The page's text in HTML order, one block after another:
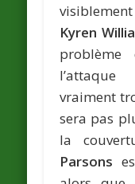
Kyren
problème
vraiment
sera pas
la
Parsons